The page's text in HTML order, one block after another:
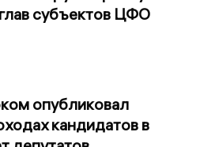
субъектов ЦФО
опубликовал
кандидатов в